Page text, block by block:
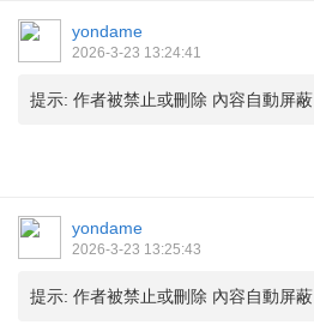
yondame
2026-3-23 13:24:41
提示: 作者被禁止或刪除 內容自動屏蔽
yondame
2026-3-23 13:25:43
提示: 作者被禁止或刪除 內容自動屏蔽